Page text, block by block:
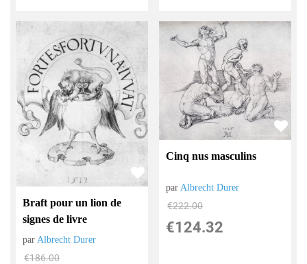
Braft pour un lion de
signes de livre
par Albrecht Durer
€186.00
Cinq nus masculins
parAlbrecht Durer
€222.00
€124.32